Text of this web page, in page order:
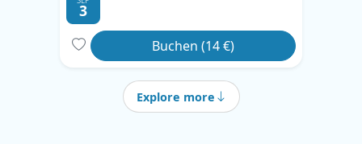
3
Buchen (14 €)
Explore more